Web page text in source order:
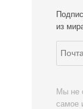
из
Мы не
самое